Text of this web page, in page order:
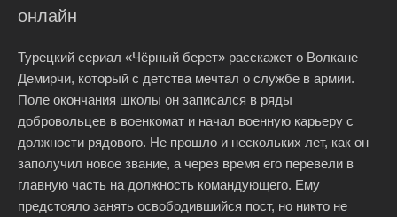
онлайн
Турецкий сериал «Чёрный берет» расскажет о Волкане
Демирчи, который с детства мечтал о службе в армии.
Поле окончания школы он записался в ряды
добровольцев в военкомат и начал военную карьеру с
должности рядового. Не прошло и нескольких лет, как он
заполучил новое звание, а через время его перевели в
главную часть на должность командующего. Ему
предстояло занять освободившийся пост, но никто не